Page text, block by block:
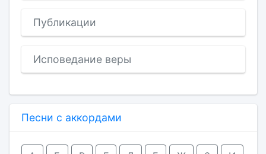
Публикации
Исповедание веры
Песни с аккордами